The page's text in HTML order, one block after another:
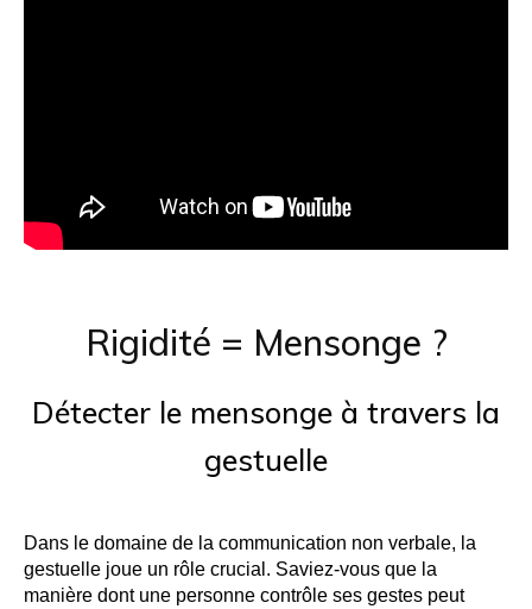
Rigidité = Mensonge ?
Détecter le mensonge à travers la
gestuelle
Dans le domaine de la communication non verbale, la
gestuelle joue un rôle crucial. Saviez-vous que la
manière dont une personne contrôle ses gestes peut